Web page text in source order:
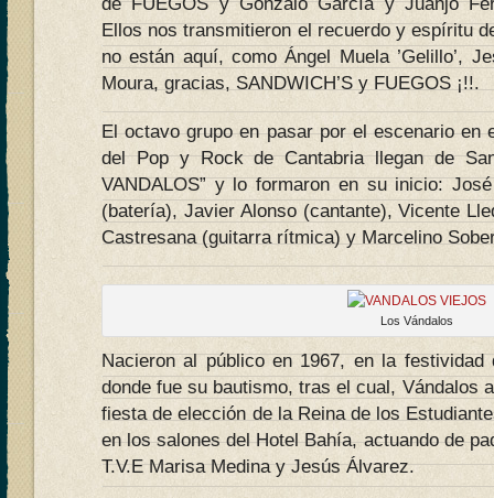
Ellos nos transmitieron el recuerdo y espíritu
no están aquí, como Ángel Muela ’Gelillo’,
Moura, gracias, SANDWICH’S y FUEGOS ¡!!.
El octavo grupo en pasar por el escenario en
del Pop y Rock de Cantabria llegan de
VANDALOS” y lo formaron en su inicio:
(batería), Javier Alonso (cantante), Vicente
Castresana (guitarra rítmica) y Marcelino
Los Vándalos
Nacieron al público en 1967, en la festividad
donde fue su bautismo, tras el cual, Vándalos
fiesta de elección de la Reina de los
en los salones del Hotel Bahía, actuando de
T.V.E Marisa Medina y Jesús Álvarez.